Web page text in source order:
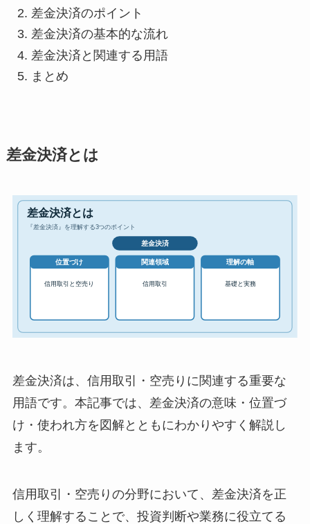
差金決済のポイント
差金決済の基本的な流れ
差金決済と関連する用語
まとめ
差金決済とは
差金決済は、信用取引・空売りに関連する重要な
用語です。本記事では、差金決済の意味・位置づ
け・使われ方を図解とともにわかりやすく解説し
ます。
信用取引・空売りの分野において、差金決済を正
しく理解することで、投資判断や業務に役立てる